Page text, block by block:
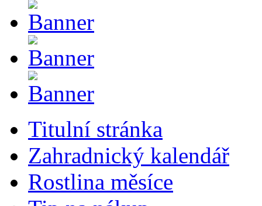
Titulní stránka
Zahradnický kalendář
Rostlina měsíce